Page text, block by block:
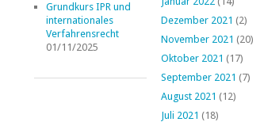
Grundkurs IPR und
internationales
Verfahrensrecht
01/11/2025
Dezember 2021 (2)
November 2021 (20)
Oktober 2021 (17)
September 2021 (7)
August 2021 (12)
Juli 2021 (18)